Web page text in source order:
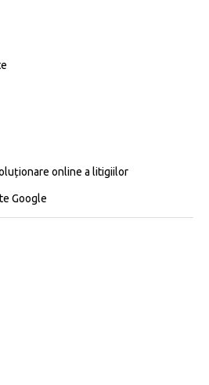
online a litigiilor
Google